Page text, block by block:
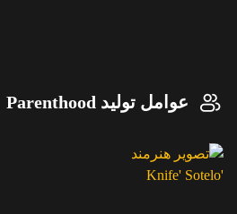
عوامل تولید Parenthood